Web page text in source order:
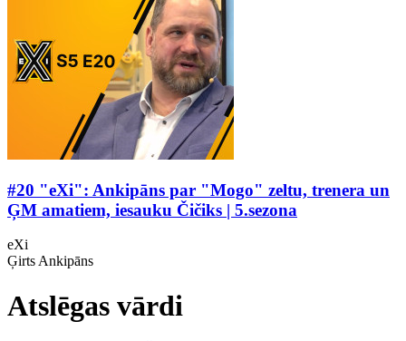
#20 "eXi": Ankipāns par "Mogo" zeltu, trenera un
ĢM amatiem, iesauku Čičiks | 5.sezona
eXi
Ģirts Ankipāns
Atslēgas vārdi